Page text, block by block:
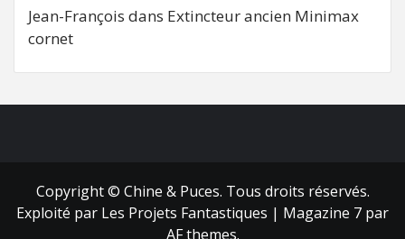
Jean-François dans Extincteur ancien Minimax
cornet
Copyright © Chine & Puces. Tous droits réservés.
Exploité par Les Projets Fantastiques | Magazine 7 par
AF themes.